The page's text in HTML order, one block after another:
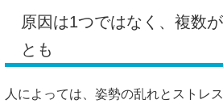
原因は1つではなく、複数
とも
人によっては、姿勢の乱れとストレ